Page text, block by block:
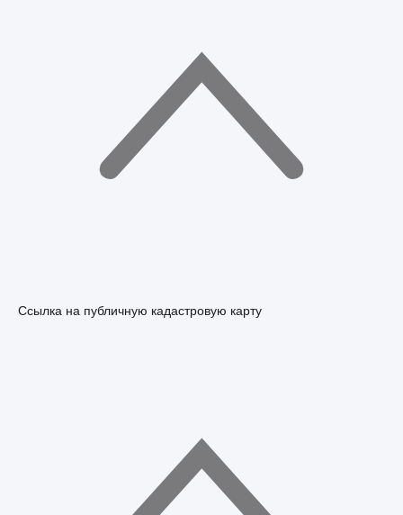
Ссылка на публичную кадастровую карту